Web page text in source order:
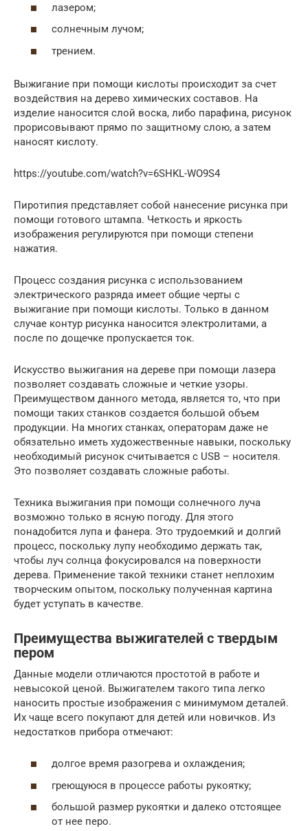
лазером;
солнечным лучом;
трением.
Выжигание при помощи кислоты происходит за счет
воздействия на дерево химических составов. На
изделие наносится слой воска, либо парафина, рисунок
прорисовывают прямо по защитному слою, а затем
наносят кислоту.
https://youtube.com/watch?v=6SHKL-WO9S4
Пиротипия представляет собой нанесение рисунка при
помощи готового штампа. Четкость и яркость
изображения регулируются при помощи степени
нажатия.
Процесс создания рисунка с использованием
электрического разряда имеет общие черты с
выжигание при помощи кислоты. Только в данном
случае контур рисунка наносится электролитами, а
после по дощечке пропускается ток.
Искусство выжигания на дереве при помощи лазера
позволяет создавать сложные и четкие узоры.
Преимуществом данного метода, является то, что при
помощи таких станков создается большой объем
продукции. На многих станках, операторам даже не
обязательно иметь художественные навыки, поскольку
необходимый рисунок считывается с USB – носителя.
Это позволяет создавать сложные работы.
Техника выжигания при помощи солнечного луча
возможно только в ясную погоду. Для этого
понадобится лупа и фанера. Это трудоемкий и долгий
процесс, поскольку лупу необходимо держать так,
чтобы луч солнца фокусировался на поверхности
дерева. Применение такой техники станет неплохим
творческим опытом, поскольку полученная картина
будет уступать в качестве.
Преимущества выжигателей с твердым
пером
Данные модели отличаются простотой в работе и
невысокой ценой. Выжигателем такого типа легко
наносить простые изображения с минимумом деталей.
Их чаще всего покупают для детей или новичков. Из
недостатков прибора отмечают:
долгое время разогрева и охлаждения;
греющуюся в процессе работы рукоятку;
большой размер рукоятки и далеко отстоящее
от нее перо.